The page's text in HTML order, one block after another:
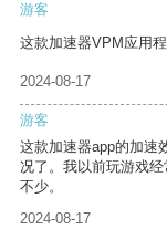
游客
这款加速器VPM应用
2024-08-17
游客
这款加速器app的加速
况了。我以前玩游戏
不少。
2024-08-17